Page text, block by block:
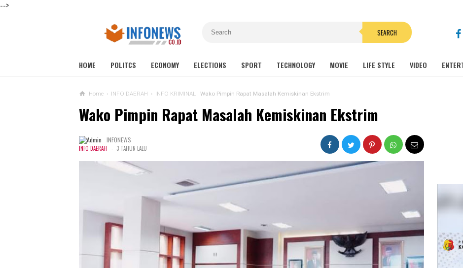
-->
SEARCH
HOME POLITCS ECONOMY ELECTIONS SPORT TECHNOLOGY MOVIE LIFE STYLE VIDEO
Home › INFO DAERAH › INFO KRIMINAL Wako Pimpin Rapat Masalah Kemiskinan Ekstrim
Wako Pimpin Rapat Masalah Kemiskinan Ekstrim
INFONEWS
INFO DAERAH - 3 TAHUN LALU